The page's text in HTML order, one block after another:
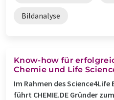
Bildanalyse
Know-how für
Chemie und Life
Im Rahmen des
führt CHEMIE.DE Gründer